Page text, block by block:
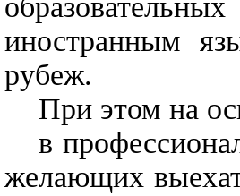
иностранным
рубеж.
При этом на
в
желающих